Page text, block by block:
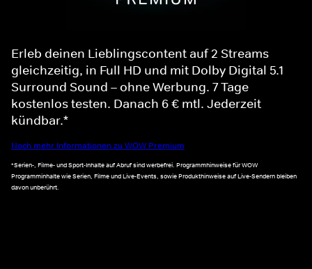
Erleb deinen Lieblingscontent auf 2 Streams
gleichzeitig, in Full HD und mit Dolby Digital 5.1
Surround Sound – ohne Werbung. 7 Tage
kostenlos testen. Danach 6 € mtl. Jederzeit
kündbar.*
Noch mehr Informationen zu WOW Premium
*Serien-, Filme- und Sport-Inhalte auf Abruf sind werbefrei. Programmhinweise für WOW
Programminhalte wie Serien, Filme und Live-Events, sowie Produkthinweise auf Live-Sendern bleiben
davon unberührt.